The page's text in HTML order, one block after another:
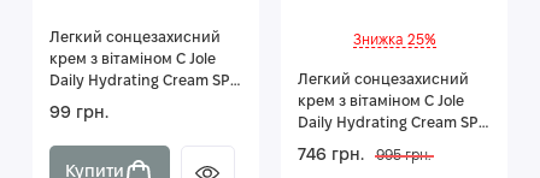
Легкий сонцезахисний
крем з вітаміном С Jole
Daily Hydrating Cream SPF
UVB 50 UVA 25 3 мл
99 грн.
Купити
Знижка 25%
Легкий сонцезахисний
крем з вітаміном С Jole
Daily Hydrating Cream SPF
UVB 50 UVA 25 50г
746 грн. 995 грн.